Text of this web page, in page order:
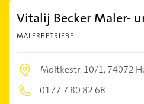
Vitalij Becker Maler-
MALERBETRIEBE
Moltkestr. 10/1,74072
0177 7 80 82 68